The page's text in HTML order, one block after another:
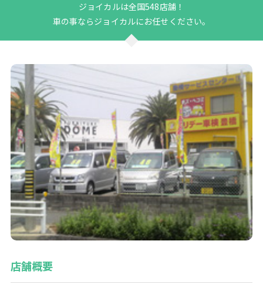
ジョイカルは全国548店舗！
車の事ならジョイカルにお任せください。
店舗概要